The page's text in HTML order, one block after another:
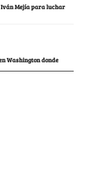
Mejía para luchar
Washington donde